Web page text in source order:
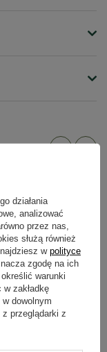
Więcej
działania
analizować
przez nas,
służą również
w polityce
zgodę na ich
warunki
zakładkę
w dowolnym
przeglądarki z